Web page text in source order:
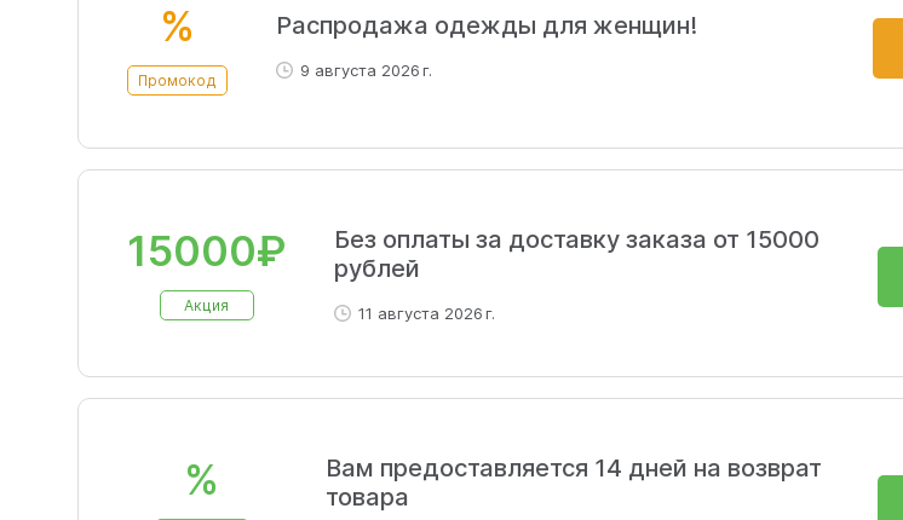
%
Промокод
Распродажа одежды для женщин!
9 августа 2026 г.
15000₽
Акция
Без оплаты за доставку заказа от 15000
рублей
11 августа 2026 г.
%
Вам предоставляется 14 дней на возврат
товара